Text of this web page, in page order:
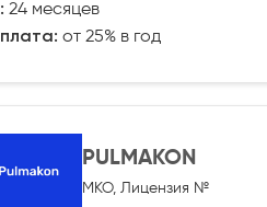
24 месяцев
от 25% в год
PULMAKON
МКО, Лицензия №